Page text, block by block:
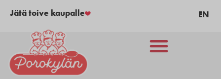
Jätä toive kaupalle EN